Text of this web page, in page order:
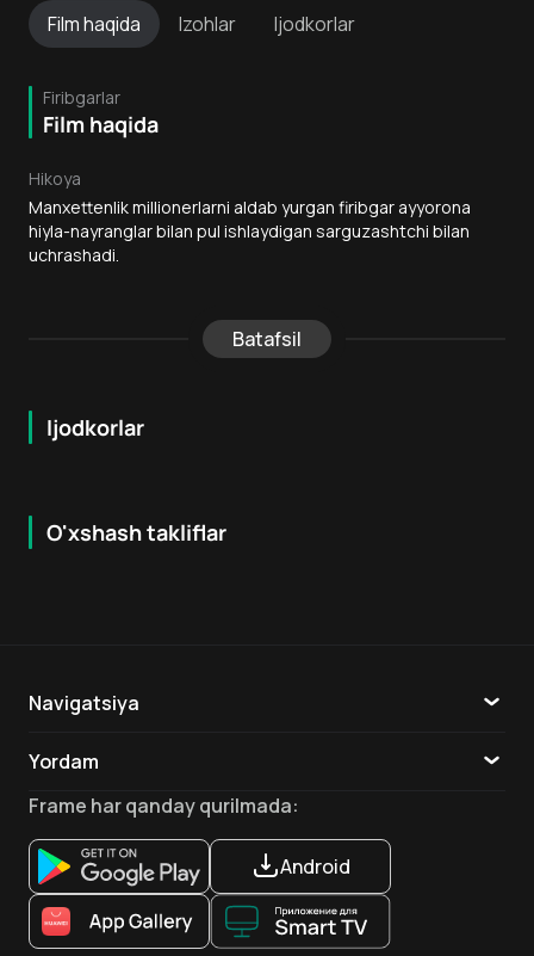
Filmhaqida Izohlar Ijodkorlar
Firibgarlar
Film haqida
Hikoya
Manxettenlik millionerlarni aldab yurgan firibgar ayyorona
hiyla-nayranglar bilan pul ishlaydigan sarguzashtchi bilan
uchrashadi.
Batafsil
Ijodkorlar
O'xshash takliflar
16 + 7.9
Navigatsiya
Yordam
Aloqa
Ilovalar
Frame har qanday qurilmada:
Android